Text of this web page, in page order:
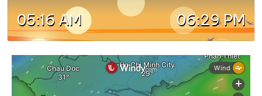
05:16 AM 06:29 PM